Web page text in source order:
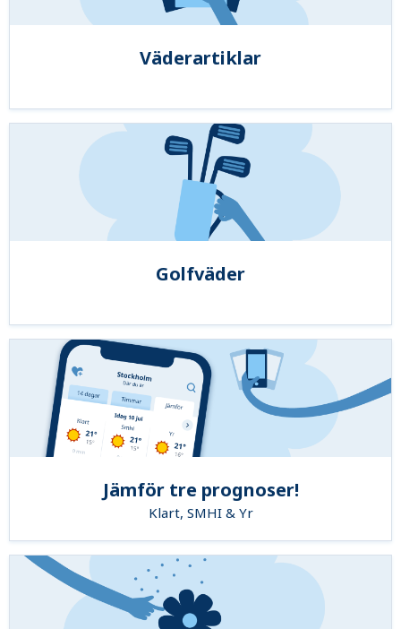
Väderartiklar
Golfväder
Jämför tre prognoser!
Klart, SMHI & Yr